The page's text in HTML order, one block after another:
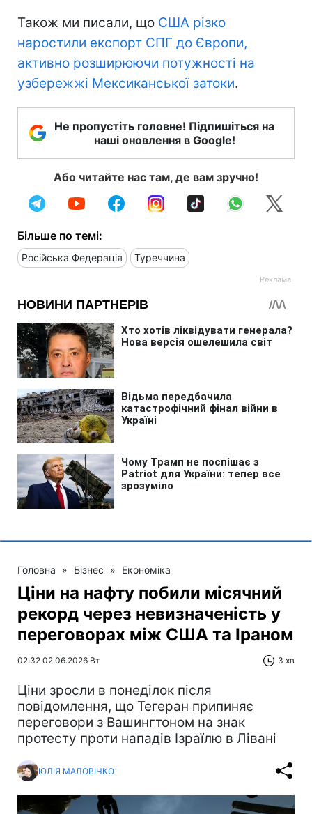
Також ми писали, що США різко
наростили експорт СПГ до Європи,
активно розширюючи потужності на
узбережжі Мексиканської затоки.
Не пропустіть головне! Підпишіться на
наші оновлення в Google!
Або читайте нас там, де вам зручно!
Більше по темі:
Російська Федерація Туреччина
Головна » Бізнес » Економіка
Ціни на нафту побили місячний
рекорд через невизначеність у
переговорах між США та Іраном
02:32 02.06.2026 Вт 3 хв
Ціни зросли в понеділок після
повідомлення, що Тегеран припиняє
переговори з Вашингтоном на знак
протесту проти нападів Ізраїлю в Лівані
ЮЛІЯ МАЛОВІЧКО